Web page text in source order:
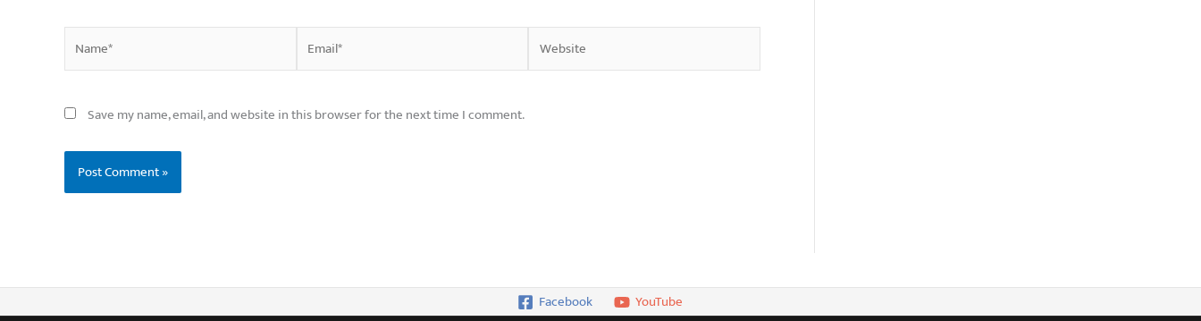
Save my name, email, and website in this browser for the next time I comment.
Facebook YouTube